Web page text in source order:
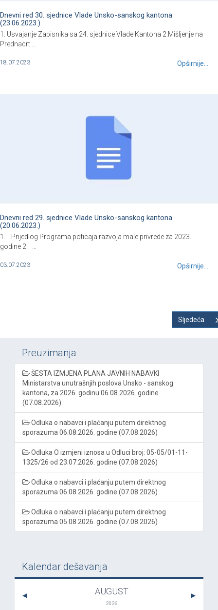
Dnevni red 30. sjednice Vlade Unsko-sanskog kantona
(23.06.2023.)
1. Usvajanje Zapisnika sa 24. sjednice Vlade Kantona 2.Mišljenje na
Prednacrt ...
18.07.2023 Opširnije...
Dnevni red 29. sjednice Vlade Unsko-sanskog kantona
(20.06.2023.)
1. Prijedlog Programa poticaja razvoja male privrede za 2023.
godine 2. ...
03.07.2023 Opširnije...
Sljedeća
Preuzimanja
ŠESTA IZMJENA PLANA JAVNIH NABAVKI
Ministarstva unutrašnjih poslova Unsko - sanskog
kantona, za 2026. godinu 06.08.2026. godine
(07.08.2026)
Odluka o nabavci i plaćanju putem direktnog
sporazuma 06.08.2026. godine (07.08.2026)
Odluka O izmjeni iznosa u Odluci broj: 05-05/01-11-
1325/26 od 23.07.2026. godine (07.08.2026)
Odluka o nabavci i plaćanju putem direktnog
sporazuma 06.08.2026. godine (07.08.2026)
Odluka o nabavci i plaćanju putem direktnog
sporazuma 05.08.2026. godine (07.08.2026)
Kalendar dešavanja
AUGUST
2026